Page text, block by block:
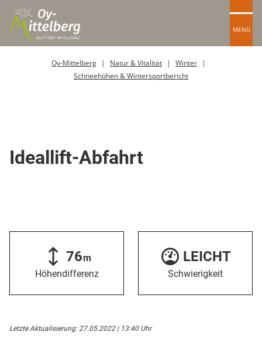
MENÜ
Oy-Mittelberg Natur & Vitalität
Winter
Schneehöhen & Wintersportbericht
Ideallift-Abfahrt
76m
Höhendifferenz
LEICHT
Schwierigkeit
Letzte Aktualisierung: 27.05.2022 | 13:40 Uhr